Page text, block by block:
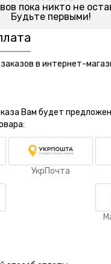
пока никто не
Будьте первыми!
в интернет-
Вам будет
УкрПочта